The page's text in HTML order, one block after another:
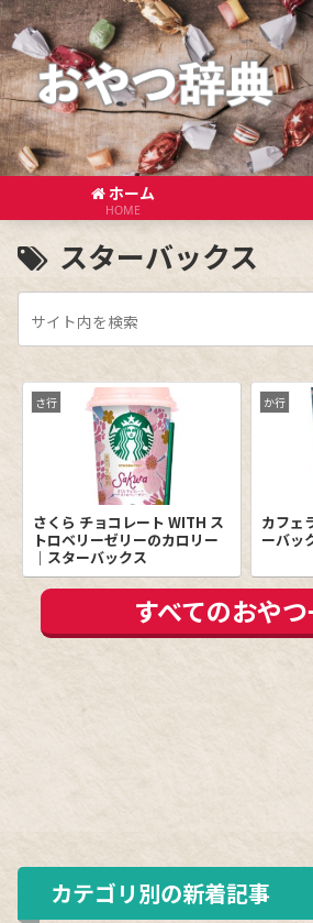
ホーム
HOME
スターバックス
さ行
さくら チョコレート WITH ス
トロベリーゼリーのカロリー
｜スターバックス
か行
カフェ
ーバッ
すべてのおや
カテゴリ別の新着記事